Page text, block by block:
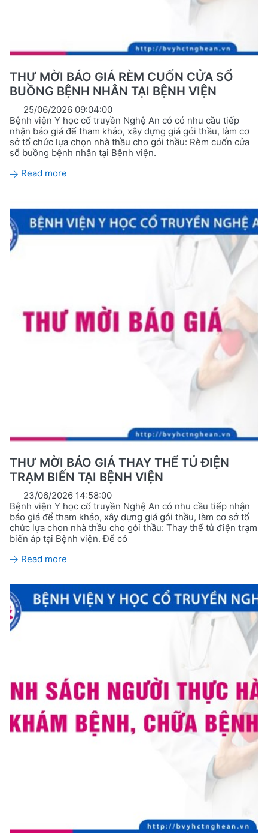
THƯ MỜI BÁO GIÁ RÈM CUỐN CỬA SỔ
BUỒNG BỆNH NHÂN TẠI BỆNH VIỆN
25/06/2026 09:04:00
Bệnh viện Y học cổ truyền Nghệ An có có nhu cầu tiếp
nhận báo giá để tham khảo, xây dựng giá gói thầu, làm cơ
sở tổ chức lựa chọn nhà thầu cho gói thầu: Rèm cuốn cửa
sổ buồng bệnh nhân tại Bệnh viện.
Read more
THƯ MỜI BÁO GIÁ THAY THẾ TỦ ĐIỆN
TRẠM BIẾN TẠI BỆNH VIỆN
23/06/2026 14:58:00
Bệnh viện Y học cổ truyền Nghệ An có nhu cầu tiếp nhận
báo giá để tham khảo, xây dựng giá gói thầu, làm cơ sở tổ
chức lựa chọn nhà thầu cho gói thầu: Thay thế tủ điện trạm
biến áp tại Bệnh viện. Để có
Read more